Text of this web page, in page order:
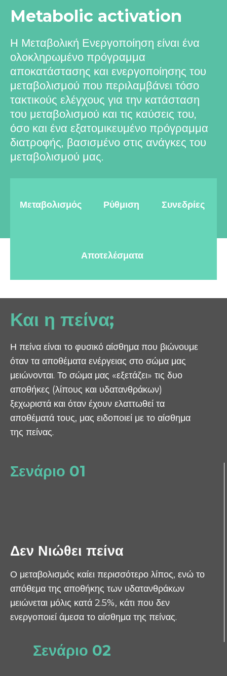
Metabolic activation
Η Μεταβολική Ενεργοποίηση είναι ένα
ολοκληρωμένο πρόγραμμα
αποκατάστασης και ενεργοποίησης του
μεταβολισμού που περιλαμβάνει τόσο
τακτικούς ελέγχους για την κατάσταση
του μεταβολισμού και τις καύσεις του,
όσο και ένα εξατομικευμένο πρόγραμμα
διατροφής, βασισμένο στις ανάγκες του
μεταβολισμού μας.
Μεταβολισμός Ρύθμιση Συνεδρίες
Αποτελέσματα
Και η πείνα;
Η πείνα είναι το φυσικό αίσθημα που βιώνουμε
όταν τα αποθέματα ενέργειας στο σώμα μας
μειώνονται. Το σώμα μας «εξετάζει» τις δυο
αποθήκες (λίπους και υδατανθράκων)
ξεχωριστά και όταν έχουν ελαττωθεί τα
αποθέματά τους, μας ειδοποιεί με το αίσθημα
της πείνας.
Σενάριο 01
Δεν Νιώθει πείνα
Ο μεταβολισμός καίει περισσότερο λίπος, ενώ το
απόθεμα της αποθήκης των υδατανθράκων
μειώνεται μόλις κατά 2.5%, κάτι που δεν
ενεργοποιεί άμεσα το αίσθημα της πείνας.
Σενάριο 02